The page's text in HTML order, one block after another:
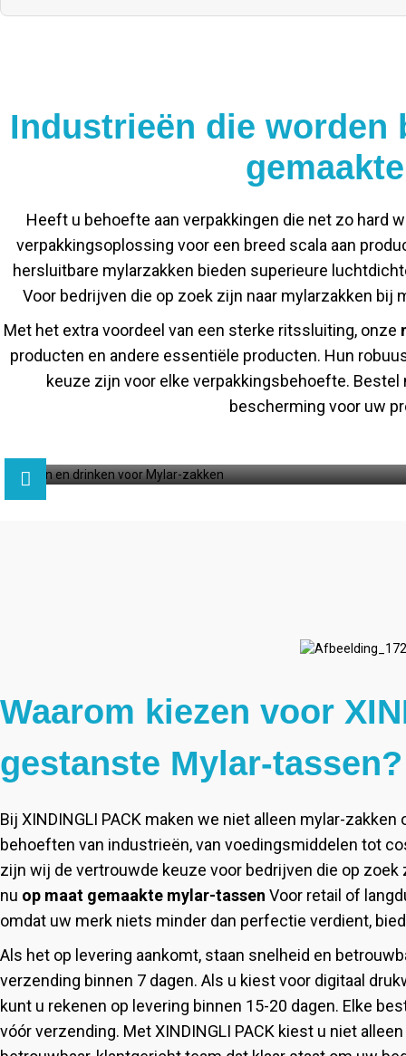
Industrieën die worden
Heeft u behoefte aan verpakkingen die net zo hard
verpakkingsoplossing voor een breed scala aan
hersluitbare mylarzakken bieden superieure
Voor bedrijven die op zoek zijn naar mylarzakken
Met het extra voordeel van een sterke ritssluiting, onze
producten en andere essentiële producten. Hun
keuze zijn voor elke verpakkingsbehoefte.
bescherming voor uw
Waarom kiezen voor
gestanste Mylar-tassen?
Bij XINDINGLI PACK maken we niet alleen mylar-
behoeften van industrieën, van voedingsmiddelen tot
zijn wij de vertrouwde keuze voor bedrijven die op
nu op maat gemaakte mylar-tassen Voor retail of
omdat uw merk niets minder dan perfectie verdient,
Als het op levering aankomt, staan ​​snelheid en
verzending binnen 7 dagen. Als u kiest voor digitaal
kunt u rekenen op levering binnen 15-20 dagen. Elke
vóór verzending. Met XINDINGLI PACK kiest u niet